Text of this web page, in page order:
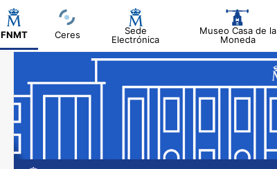
FNMT Ceres
Sede
Electrónica
Museo Casa de la
Moneda
Mostrar/Ocultar